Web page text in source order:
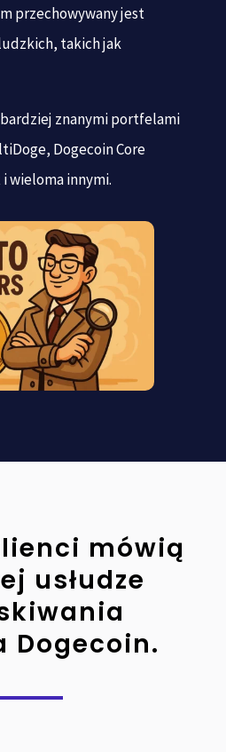
przechowywany jest
takich jak
znanymi portfelami
Dogecoin Core
wieloma innymi.
mówią
usłudze
Dogecoin.